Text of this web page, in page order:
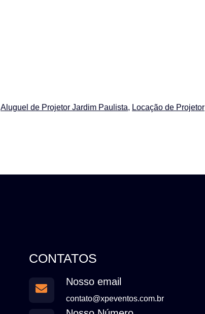
Aluguel de Projetor Jardim Paulista, Locação de Projetor
CONTATOS
Nosso email
contato@xpeventos.com.br